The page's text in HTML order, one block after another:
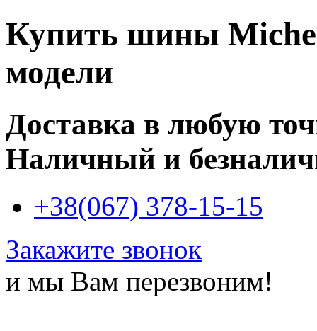
Купить шины
модели
Доставка в любую
Наличный и
+38(067) 378-15-15
Закажите звонок
и мы Вам перезвоним!